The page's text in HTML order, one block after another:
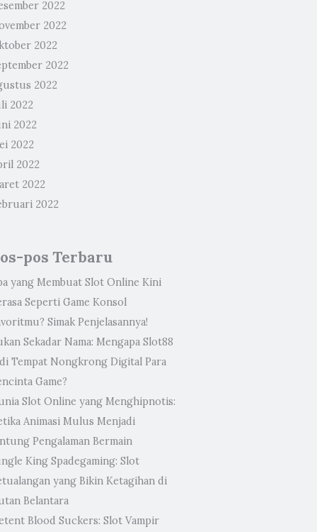
2022
2022
2022
2022
2022
2022
2022
2022
2022
2022
2022
pos Terbaru
yang Membuat Slot Online Kini
Seperti Game Konsol
Simak Penjelasannya!
Sekadar Nama: Mengapa Slot88
Tempat Nongkrong Digital Para
Game?
Slot Online yang Menghipnotis:
Animasi Mulus Menjadi
Pengalaman Bermain
King Spadegaming: Slot
yang Bikin Ketagihan di
Belantara
Blood Suckers: Slot Vampir